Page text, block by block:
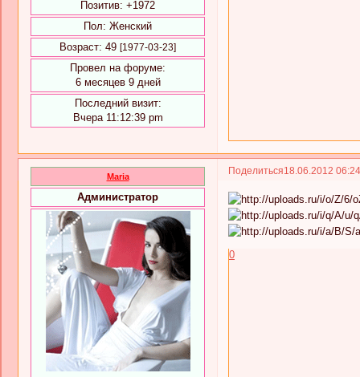
Позитив: +1972
Пол: Женский
Возраст: 49 [1977-03-23]
Провел на форуме:
6 месяцев 9 дней
Последний визит:
Вчера 11:12:39 pm
Поделиться18.06.2012
Maria
Администратор
0